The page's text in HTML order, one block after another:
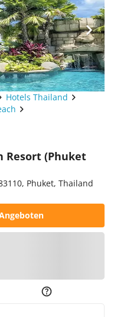
Hotels Thailand
Resort (Phuket
Phuket, Thailand